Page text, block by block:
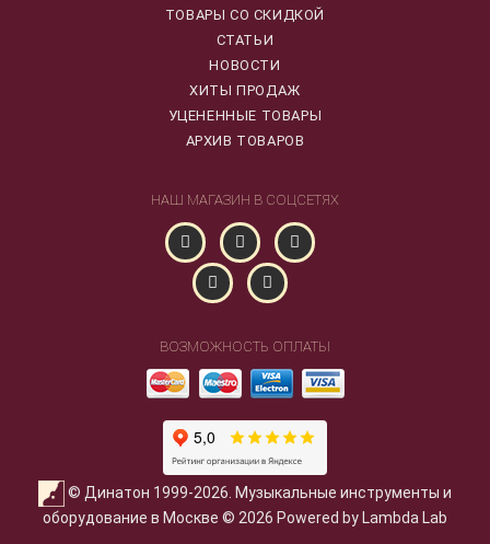
ТОВАРЫ СО СКИДКОЙ
СТАТЬИ
НОВОСТИ
ХИТЫ ПРОДАЖ
УЦЕНЕННЫЕ ТОВАРЫ
АРХИВ ТОВАРОВ
НАШ МАГАЗИН В СОЦСЕТЯХ
ВОЗМОЖНОСТЬ ОПЛАТЫ
© Динатон 1999-2026. Музыкальные инструменты и
оборудование в Москве © 2026 Powered by Lambda Lab